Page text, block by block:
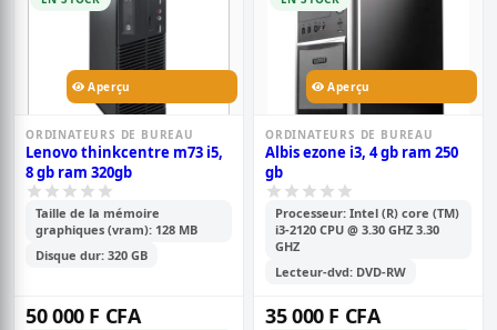
Aperçu
ORDINATEURS DE BUREAU
Lenovo thinkcentre m73 i5,
8 gb ram 320gb
Taille de la mémoire
graphiques (vram): 128 MB
Disque dur: 320 GB
50 000 F CFA
Aperçu
ORDINATEURS DE BUREAU
Albis ezone i3, 4 gb ram 250
gb
Processeur: Intel (R) core (TM)
i3-2120 CPU @ 3.30 GHZ 3.30
GHZ
Lecteur-dvd: DVD-RW
35 000 F CFA